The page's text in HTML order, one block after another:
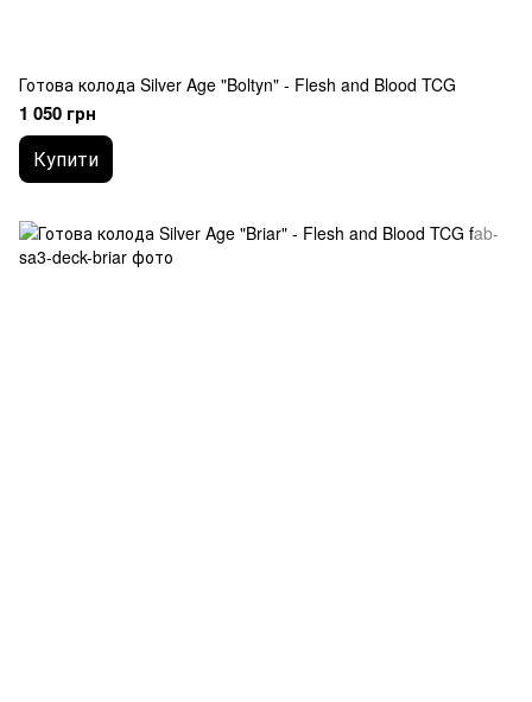
Готова колода Silver Age "Boltyn" - Flesh and Blood TCG
1 050 грн
Купити